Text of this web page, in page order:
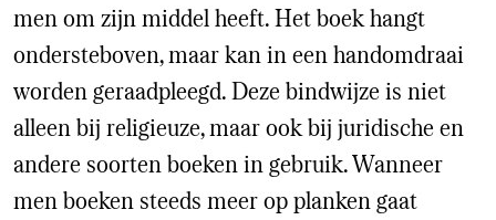
men om zijn middel heeft. Het boek hangt
ondersteboven, maar kan in een handomdraai
worden geraadpleegd. Deze bindwijze is niet
alleen bij religieuze, maar ook bij juridische en
andere soorten boeken in gebruik. Wanneer
men boeken steeds meer op planken gaat